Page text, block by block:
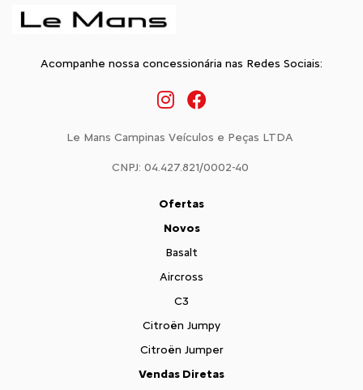
Acompanhe nossa concessionária nas Redes Sociais:
Le Mans Campinas Veículos e Peças LTDA
CNPJ: 04.427.821/0002-40
Ofertas
Novos
Basalt
Aircross
C3
Citroën Jumpy
Citroën Jumper
Vendas Diretas